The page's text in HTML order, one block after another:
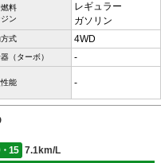
料
ン
レギュラー
ガソリン
式 4WD
（ターボ） -
能 -
15
7.1km/L